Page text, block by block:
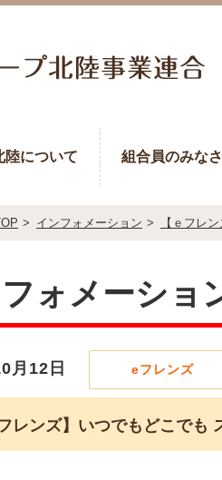
陸について 組合員のみな
> インフォメーション > 【ｅフレ
ォメーショ
月12日 eフレンズ
フレンズ】いつでもどこでも